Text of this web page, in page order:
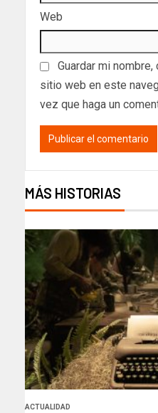
Web
Guardar mi
sitio web en este
vez que haga un
MÁS HISTORIAS
ACTUALIDAD